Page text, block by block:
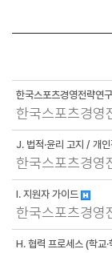
한국스포츠경영전략연
한국스포츠경영
J. 법적·윤리 고지 / 개
한국스포츠경영
I. 지원자 가이드
한국스포츠경영
H. 협력 프로세스 (학교·